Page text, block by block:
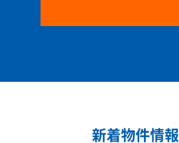
新着物件情報